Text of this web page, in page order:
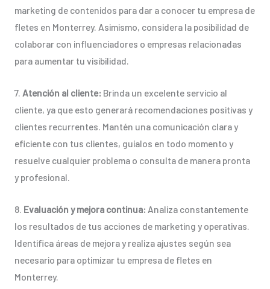
marketing de contenidos para dar a conocer tu empresa de
fletes en Monterrey. Asimismo, considera la posibilidad de
colaborar con influenciadores o empresas relacionadas
para aumentar tu visibilidad.
7. Atención al cliente: Brinda un excelente servicio al
cliente, ya que esto generará recomendaciones positivas y
clientes recurrentes. Mantén una comunicación clara y
eficiente con tus clientes, guíalos en todo momento y
resuelve cualquier problema o consulta de manera pronta
y profesional.
8. Evaluación y mejora continua: Analiza constantemente
los resultados de tus acciones de marketing y operativas.
Identifica áreas de mejora y realiza ajustes según sea
necesario para optimizar tu empresa de fletes en
Monterrey.